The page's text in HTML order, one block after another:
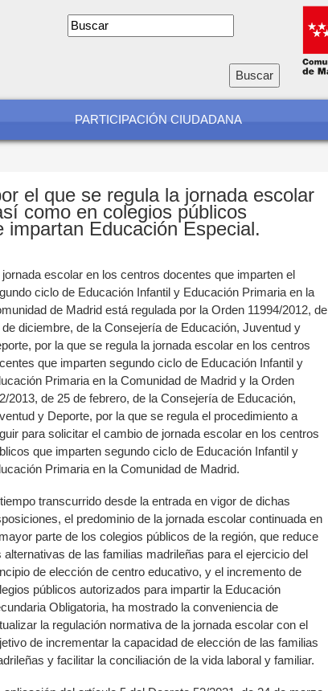
Formulario
de
PARTICIPACIÓN CIUDADANA
el que se regula la jornada escolar
como en colegios públicos
Educación Especial.
jornada escolar en los centros docentes que imparten el
ciclo de Educación Infantil y Educación Primaria en la
de Madrid está regulada por la Orden 11994/2012, de
de diciembre, de la Consejería de Educación, Juventud y
por la que se regula la jornada escolar en los centros
que imparten segundo ciclo de Educación Infantil y
Primaria en la Comunidad de Madrid y la Orden
2013, de 25 de febrero, de la Consejería de Educación,
y Deporte, por la que se regula el procedimiento a
para solicitar el cambio de jornada escolar en los centros
que imparten segundo ciclo de Educación Infantil y
Primaria en la Comunidad de Madrid.
transcurrido desde la entrada en vigor de dichas
el predominio de la jornada escolar continuada en
parte de los colegios públicos de la región, que reduce
alternativas de las familias madrileñas para el ejercicio del
de elección de centro educativo, y el incremento de
públicos autorizados para impartir la Educación
Obligatoria, ha mostrado la conveniencia de
la regulación normativa de la jornada escolar con el
de incrementar la capacidad de elección de las familias
y facilitar la conciliación de la vida laboral y familiar.